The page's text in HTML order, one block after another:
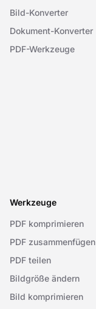
Bild-Konverter
Dokument-Konverter
PDF-Werkzeuge
Werkzeuge
PDF komprimieren
PDF zusammenfügen
PDF teilen
Bildgröße ändern
Bild komprimieren